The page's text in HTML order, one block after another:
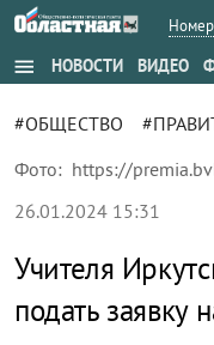
menu НОВОСТИ ВИДЕО
#ОБЩЕСТВО
Фото: https://
26.01.2024 15:31
Учителя
подать заявку